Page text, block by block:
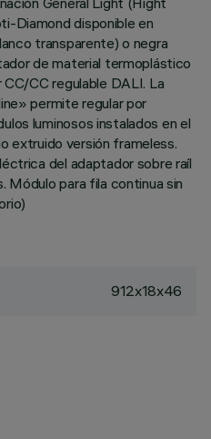
Diamond disponible en
transparente) o negra
de material termoplástico
CC regulable DALI. La
permite regular por
luminosos instalados en el
extruido versión frameless.
del adaptador sobre raíl
Módulo para fila continua sin
912x18x46